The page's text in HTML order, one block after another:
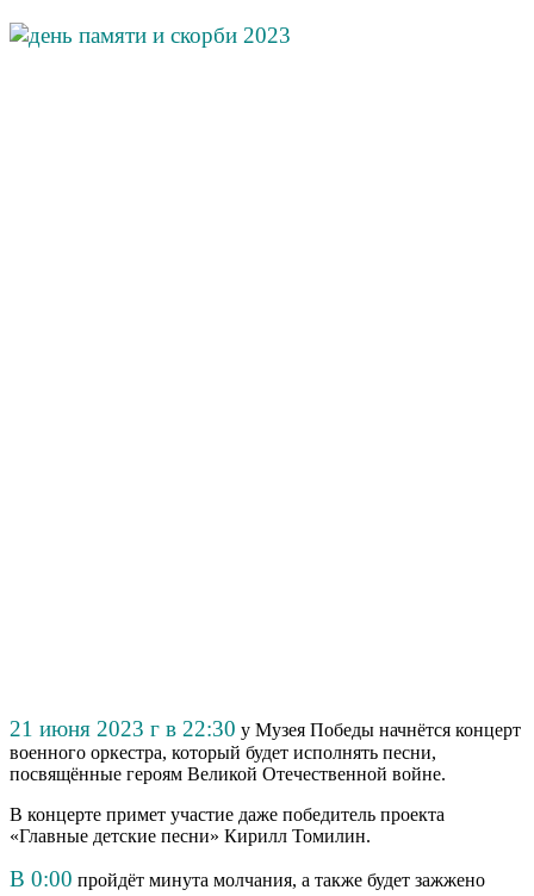
21 июня 2023 г в 22:30 у Музея Победы начнётся концерт
военного оркестра, который будет исполнять песни,
посвящённые героям Великой Отечественной войне.
В концерте примет участие даже победитель проекта
«Главные детские песни» Кирилл Томилин.
В 0:00 пройдёт минута молчания, а также будет зажжено